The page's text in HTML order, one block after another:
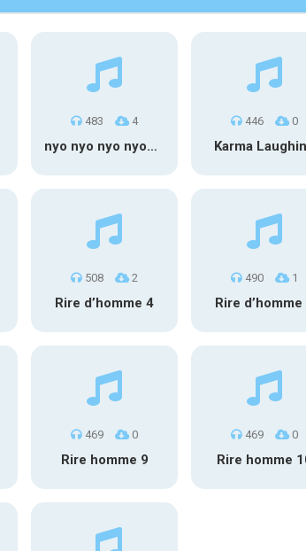
483 4
nyo nyo nyo nyoooo
446 0
Karma
508 2
Rire d’homme 4
490 1
Rire d’homme
469 0
Rire homme 9
469 0
Rire homme